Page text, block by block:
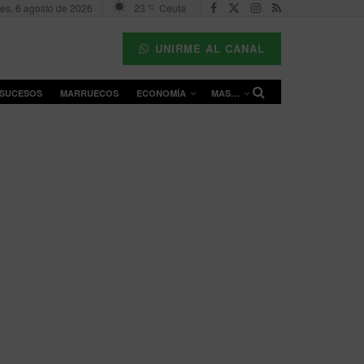
6 agosto de 2026 23 °C Ceuta
UNIRME AL CANAL
MARRUECOS ECONOMÍA MAS…